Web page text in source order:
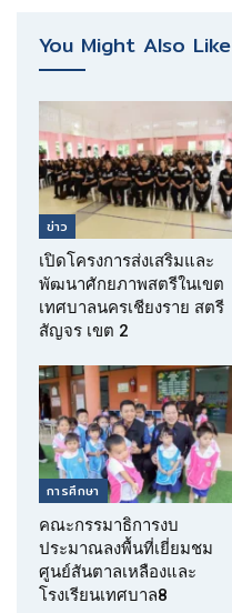
You Might Also Like
ข่าว
เปิดโครงการส่งเสริมและ
พัฒนาศักยภาพสตรีในเขต
เทศบาลนครเชียงราย สตรี
สัญจร เขต 2
การศึกษา
คณะกรรมาธิการงบ
ประมาณลงพื้นที่เยี่ยมชม
ศูนย์สันตาลเหลืองและ
โรงเรียนเทศบาล8